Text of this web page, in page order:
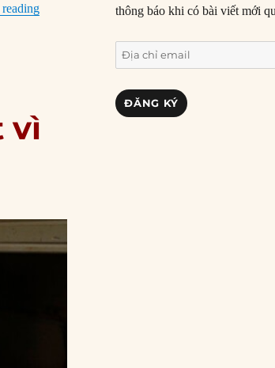
“02/06/2015: Chủ tịch FIFA Sepp Blatter tuyên
vì
thông báo khi có bài viết mới
Địa
chỉ
email
ĐĂNG KÝ